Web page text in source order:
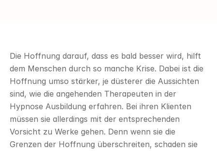
Die Hoffnung darauf, dass es bald besser wird, hilft
dem Menschen durch so manche Krise. Dabei ist die
Hoffnung umso stärker, je düsterer die Aussichten
sind, wie die angehenden Therapeuten in der
Hypnose Ausbildung erfahren. Bei ihren Klienten
müssen sie allerdings mit der entsprechenden
Vorsicht zu Werke gehen. Denn wenn sie die
Grenzen der Hoffnung überschreiten, schaden sie